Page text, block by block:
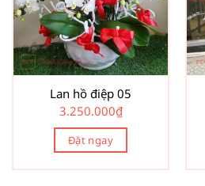
Lan hồ điệp 05
3.250.000₫
Đặt ngay